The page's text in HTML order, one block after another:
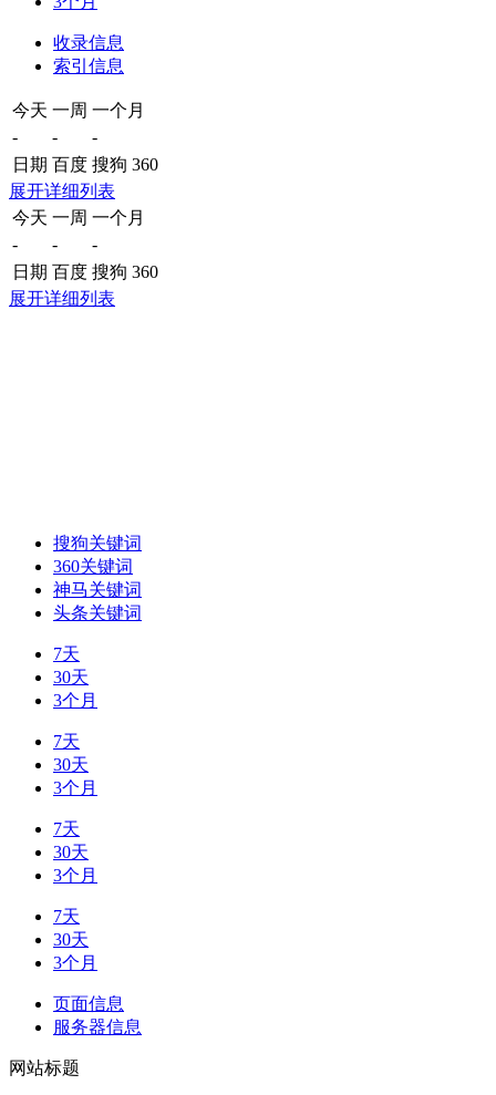
收录信息
索引信息
今天 一周 一个月
-
-
-
日期 百度 搜狗 360
展开详细列表
今天 一周 一个月
-
-
-
日期 百度 搜狗 360
展开详细列表
搜狗关键词
360关键词
神马关键词
头条关键词
7天
30天
3个月
7天
30天
3个月
7天
30天
3个月
7天
30天
3个月
页面信息
服务器信息
网站标题